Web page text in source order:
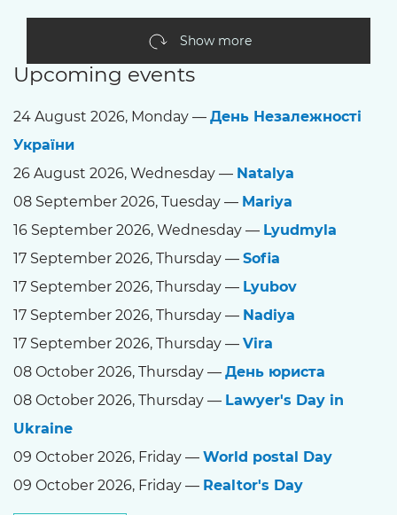
Show more
Upcoming events
24 August 2026, Monday — День Незалежності
України
26 August 2026, Wednesday — Natalya
08 September 2026, Tuesday — Mariya
16 September 2026, Wednesday — Lyudmyla
17 September 2026, Thursday — Sofia
17 September 2026, Thursday — Lyubov
17 September 2026, Thursday — Nadiya
17 September 2026, Thursday — Vira
08 October 2026, Thursday — День юриста
08 October 2026, Thursday — Lawyer's Day in
Ukraine
09 October 2026, Friday — World postal Day
09 October 2026, Friday — Realtor's Day